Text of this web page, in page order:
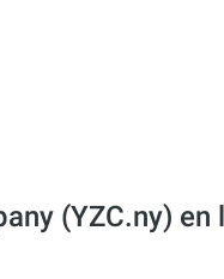
(YZC.ny) en